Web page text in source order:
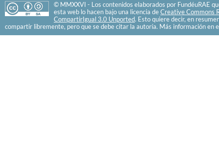
© MMXXVI - Los contenidos elaborados por FundéuRAE
esta web lo hacen bajo una licencia de Creative Commons
CompartirIgual 3.0 Unported. Esto quiere decir, en
compartir libremente, pero que se debe citar la autoría. Más información en